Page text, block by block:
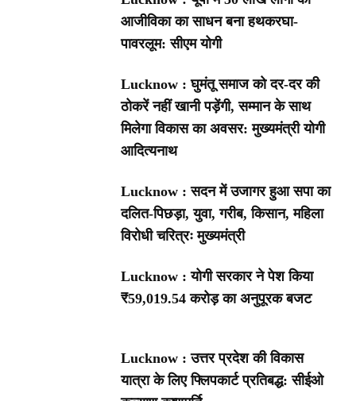
आजीविका का साधन बना हथकरघा-
पावरलूम: सीएम योगी
Lucknow : घुमंतू समाज को दर-दर की
ठोकरें नहीं खानी पड़ेंगी, सम्मान के साथ
मिलेगा विकास का अवसर: मुख्यमंत्री योगी
आदित्यनाथ
Lucknow : सदन में उजागर हुआ सपा का
दलित-पिछड़ा, युवा, गरीब, किसान, महिला
विरोधी चरित्रः मुख्यमंत्री
Lucknow : योगी सरकार ने पेश किया
₹59,019.54 करोड़ का अनुपूरक बजट
Lucknow : उत्तर प्रदेश की विकास
यात्रा के लिए फ्लिपकार्ट प्रतिबद्ध: सीईओ